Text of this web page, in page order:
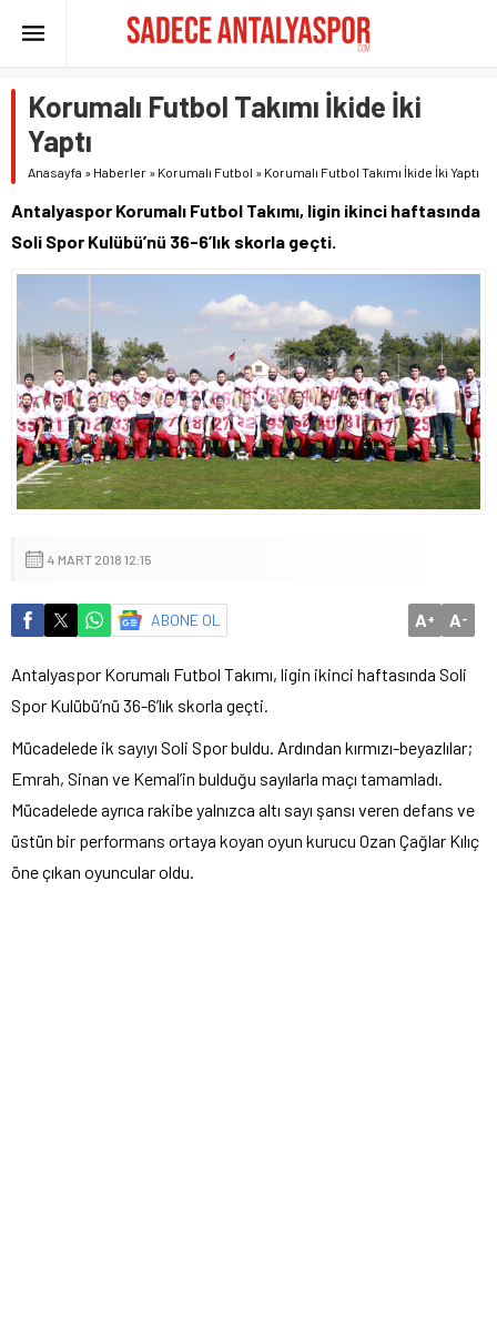
Korumalı Futbol Takımı İkide İki
Yaptı
Anasayfa » Haberler » Korumalı Futbol » Korumalı Futbol Takımı İkide İki Yaptı
Antalyaspor Korumalı Futbol Takımı, ligin ikinci haftasında
Soli Spor Kulübü’nü 36-6’lık skorla geçti.
4 MART 2018 12:15
ABONE OL A+ A-
Antalyaspor Korumalı Futbol Takımı, ligin ikinci haftasında Soli
Spor Kulübü’nü 36-6’lık skorla geçti.
Mücadelede ik sayıyı Soli Spor buldu. Ardından kırmızı-beyazlılar;
Emrah, Sinan ve Kemal’in bulduğu sayılarla maçı tamamladı.
Mücadelede ayrıca rakibe yalnızca altı sayı şansı veren defans ve
üstün bir performans ortaya koyan oyun kurucu Ozan Çağlar Kılıç
öne çıkan oyuncular oldu.